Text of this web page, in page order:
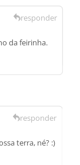
da feirinha.
responder
terra, né? :)
responder